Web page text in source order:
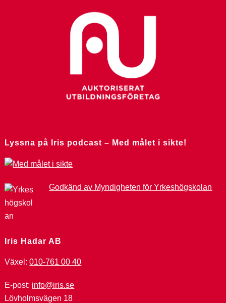
Lyssna på Iris podcast – Med målet i sikte!
Godkänd av Myndigheten för Yrkeshögskolan
Iris Hadar AB
Växel:010-761 00 40
E-post: info@iris.se
Lövholmsvägen 18